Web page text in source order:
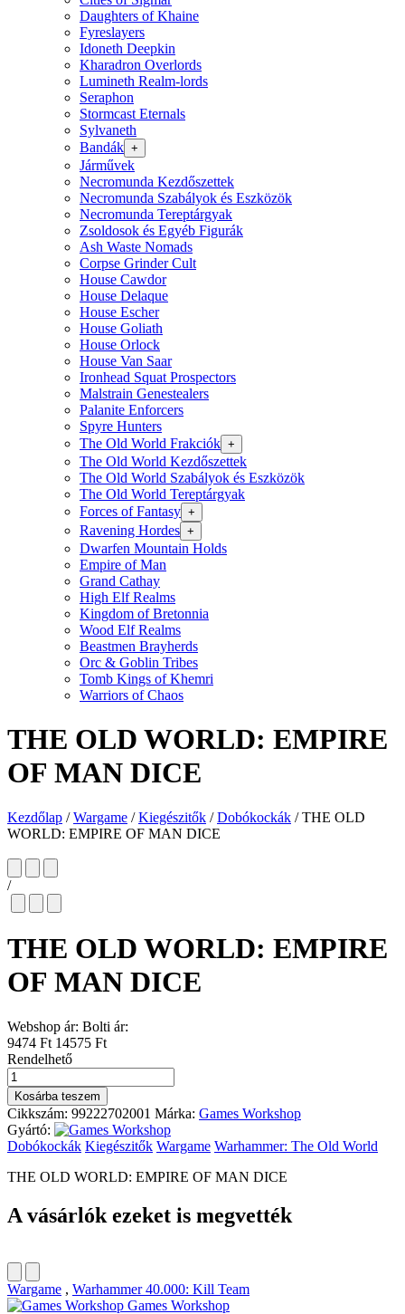
Daughters of Khaine
Fyreslayers
Idoneth Deepkin
Kharadron Overlords
Lumineth Realm-lords
Seraphon
Stormcast Eternals
Sylvaneth
Bandák +
Járművek
Necromunda Kezdőszettek
Necromunda Szabályok és Eszközök
Necromunda Tereptárgyak
Zsoldosok és Egyéb Figurák
Ash Waste Nomads
Corpse Grinder Cult
House Cawdor
House Delaque
House Escher
House Goliath
House Orlock
House Van Saar
Ironhead Squat Prospectors
Malstrain Genestealers
Palanite Enforcers
Spyre Hunters
The Old World Frakciók +
The Old World Kezdőszettek
The Old World Szabályok és Eszközök
The Old World Tereptárgyak
Forces of Fantasy +
Ravening Hordes +
Dwarfen Mountain Holds
Empire of Man
Grand Cathay
High Elf Realms
Kingdom of Bretonnia
Wood Elf Realms
Beastmen Brayherds
Orc & Goblin Tribes
Tomb Kings of Khemri
Warriors of Chaos
THE OLD WORLD: EMPIRE
OF MAN DICE
Kezdőlap / Wargame / Kiegészitők / Dobókockák /THE OLD
WORLD: EMPIRE OF MAN DICE
/
THE OLD WORLD: EMPIRE
OF MAN DICE
Webshop ár: Bolti ár:
9474 Ft 14575 Ft
Rendelhető
THE
OLD
WORLD:
EMPIRE
OF
MAN
DICE
Kosárba teszem
Cikkszám: 99222702001 Márka: Games Workshop
Gyártó:
Dobókockák Kiegészitők Wargame Warhammer: The Old World
THE OLD WORLD: EMPIRE OF MAN DICE
A vásárlók ezeket is megvették
Wargame , Warhammer 40.000: Kill Team
Games Workshop